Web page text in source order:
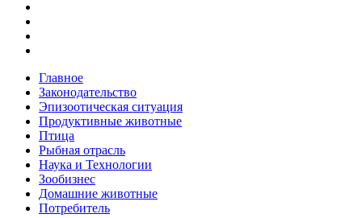
Главное
Законодательство
Эпизоотическая ситуация
Продуктивные животные
Птица
Рыбная отрасль
Наука и Технологии
Зообизнес
Домашние животные
Потребитель